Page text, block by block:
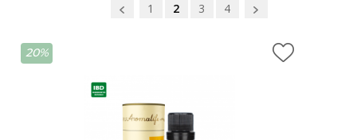
1 2 3 4
20%